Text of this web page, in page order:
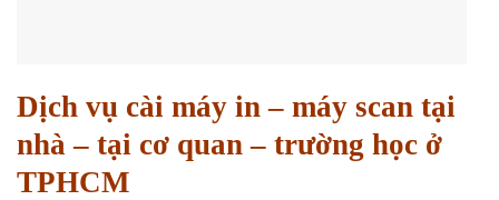
Dịch vụ cài máy in – máy scan tại
nhà – tại cơ quan – trường học ở
TPHCM